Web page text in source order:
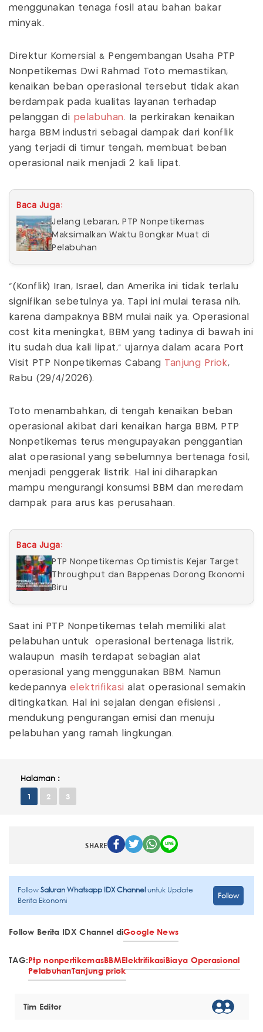
menggunakan tenaga fosil atau bahan bakar
minyak.
Direktur Komersial & Pengembangan Usaha PTP
Nonpetikemas Dwi Rahmad Toto memastikan,
kenaikan beban operasional tersebut tidak akan
berdampak pada kualitas layanan terhadap
pelanggan di pelabuhan. Ia perkirakan kenaikan
harga BBM industri sebagai dampak dari konflik
yang terjadi di timur tengah, membuat beban
operasional naik menjadi 2 kali lipat.
Baca Juga:
Jelang Lebaran, PTP Nonpetikemas
Maksimalkan Waktu Bongkar Muat di
Pelabuhan
"(Konflik) Iran, Israel, dan Amerika ini tidak terlalu
signifikan sebetulnya ya. Tapi ini mulai terasa nih,
karena dampaknya BBM mulai naik ya. Operasional
cost kita meningkat, BBM yang tadinya di bawah ini
itu sudah dua kali lipat," ujarnya dalam acara Port
Visit PTP Nonpetikemas Cabang Tanjung Priok,
Rabu (29/4/2026).
Toto menambahkan, di tengah kenaikan beban
operasional akibat dari kenaikan harga BBM, PTP
Nonpetikemas terus mengupayakan penggantian
alat operasional yang sebelumnya bertenaga fosil,
menjadi penggerak listrik. Hal ini diharapkan
mampu mengurangi konsumsi BBM dan meredam
dampak para arus kas perusahaan.
Baca Juga:
PTP Nonpetikemas Optimistis Kejar Target
Throughput dan Bappenas Dorong Ekonomi
Biru
Saat ini PTP Nonpetikemas telah memiliki alat
pelabuhan untuk operasional bertenaga listrik,
walaupun masih terdapat sebagian alat
operasional yang menggunakan BBM. Namun
kedepannya elektrifikasi alat operasional semakin
ditingkatkan. Hal ini sejalan dengan efisiensi ,
mendukung pengurangan emisi dan menuju
pelabuhan yang ramah lingkungan.
Halaman :
1 2 3
SHARE
FollowSaluran Whatsapp IDX Channeluntuk Update
Berita Ekonomi
Follow
Follow Berita IDX Channel diGoogle News
TAG:Ptp nonpertikemasBBMElektrifikasiBiaya Operasional
PelabuhanTanjung priok
Tim Editor